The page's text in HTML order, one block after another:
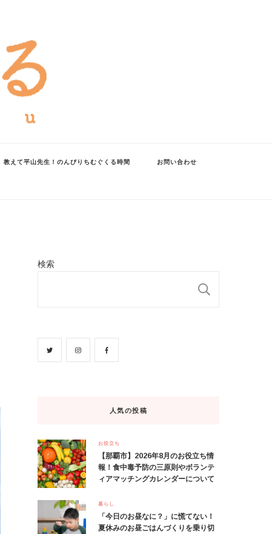
教えて平山先生！のんびりちむぐくる時間 お問い合わせ
検索
人気の投稿
お役立ち
【那覇市】2026年8月のお役立ち情
報！食中毒予防の三原則やボランテ
ィアマッチングカレンダーについて
暮らし
「今日のお昼なに？」に慌てない！
夏休みのお昼ごはんづくりを乗り切